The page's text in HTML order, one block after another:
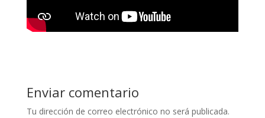
Enviar comentario
Tu dirección de correo electrónico no será publicada.